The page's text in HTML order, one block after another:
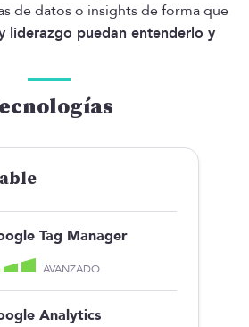
de datos o insights de forma que
liderazgo puedan entenderlo y
Tag Manager
AVANZADO
Analytics